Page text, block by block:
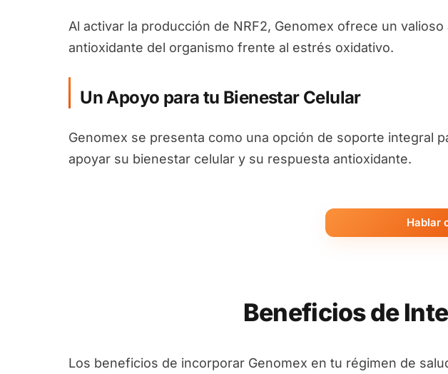
Al activar la producción de NRF2, Genomex ofrece un
antioxidante del organismo frente al estrés oxidativo.
Un Apoyo para tu Bienestar Celular
Genomex se presenta como una opción de soporte integral
apoyar su bienestar celular y su respuesta antioxidante.
Hablar
Beneficios de
Los beneficios de incorporar Genomex en tu régimen de